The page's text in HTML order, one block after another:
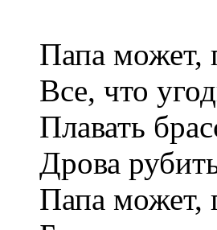
Папа может,
Все, что
Плавать
Дрова
Папа может,